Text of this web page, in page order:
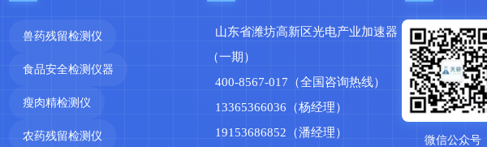
兽药残留检测仪
食品安全检测仪器
瘦肉精检测仪
农药残留检测仪
山东省潍坊高新区光电产业加速器
（一期）
400-8567-017（全国咨询热线）
13365366036（杨经理）
19153686852（潘经理）
微信公众号